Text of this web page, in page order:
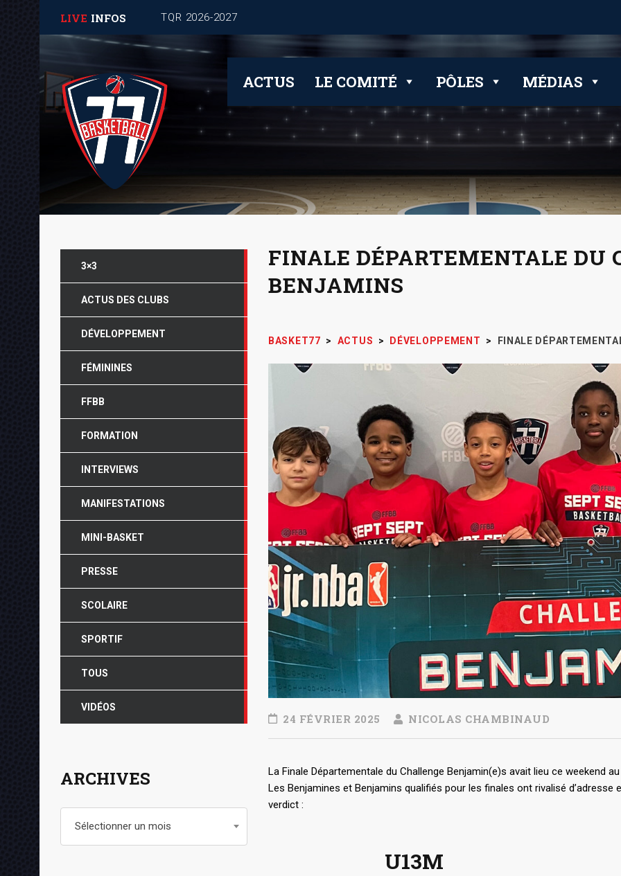
LIVE INFOS
ACTUS LE COMITÉ PÔLES MÉDIAS
FINALE DÉPARTEMENTALE DU
BENJAMINS
BASKET77 > ACTUS > DÉVELOPPEMENT > FINALE
24 FÉVRIER 2025 NICOLAS CHAMBINAUD
La Finale Départementale du Challenge Benjamin(e)s avait lieu ce weekend
Les Benjamines et Benjamins qualifiés pour les finales ont rivalisé d’adresse
verdict :
U13M
3×3
ACTUS DES CLUBS
DÉVELOPPEMENT
FÉMININES
FFBB
FORMATION
INTERVIEWS
MANIFESTATIONS
MINI-BASKET
PRESSE
SCOLAIRE
SPORTIF
TOUS
VIDÉOS
ARCHIVES
Sélectionner un mois